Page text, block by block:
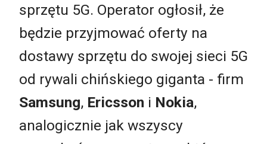
sprzętu 5G. Operator ogłosił, że
będzie przyjmować oferty na
dostawy sprzętu do swojej sieci 5G
od rywali chińskiego giganta - firm
Samsung, Ericsson i Nokia,
analogicznie jak wszyscy